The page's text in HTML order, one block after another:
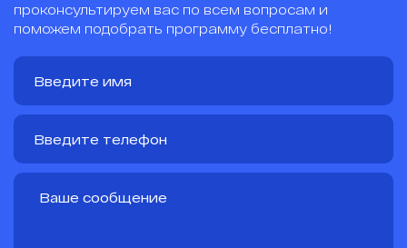
проконсультируем вас по всем вопросам и
поможем подобрать программу бесплатно!